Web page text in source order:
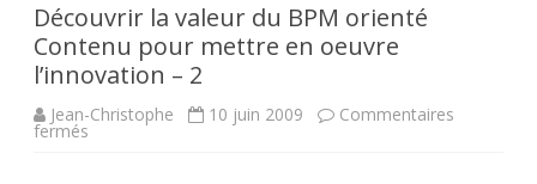
Découvrir la valeur du BPM orienté
Contenu pour mettre en oeuvre
l’innovation – 2
Jean-Christophe 10 juin 2009 Commentaires
fermés